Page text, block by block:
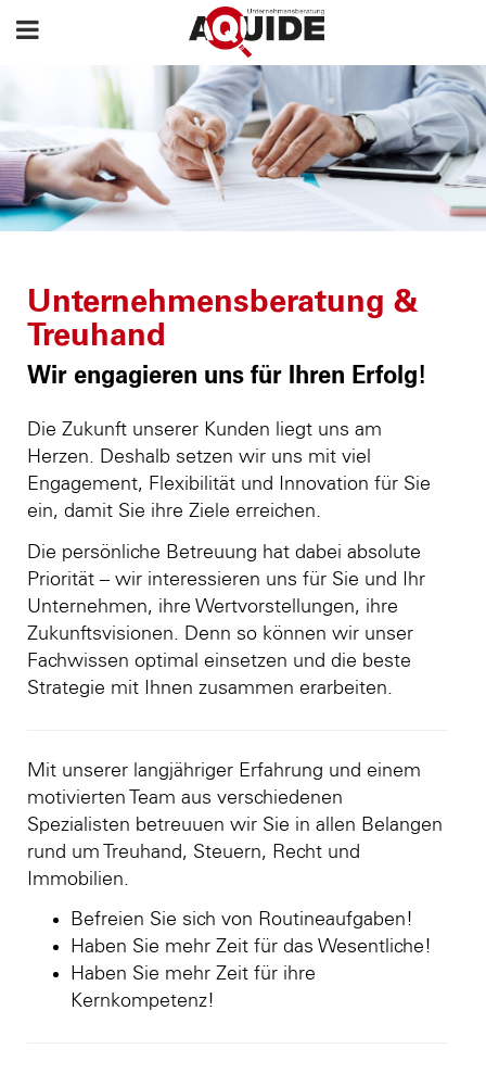
Unternehmensberatung &
Treuhand
Wir engagieren uns für Ihren Erfolg!
Die Zukunft unserer Kunden liegt uns am
Herzen. Deshalb setzen wir uns mit viel
Engagement, Flexibilität und Innovation für Sie
ein, damit Sie ihre Ziele erreichen.
Die persönliche Betreuung hat dabei absolute
Priorität – wir interessieren uns für Sie und Ihr
Unternehmen, ihre Wertvorstellungen, ihre
Zukunftsvisionen. Denn so können wir unser
Fachwissen optimal einsetzen und die beste
Strategie mit Ihnen zusammen erarbeiten.
Mit unserer langjähriger Erfahrung und einem
motivierten Team aus verschiedenen
Spezialisten betreuuen wir Sie in allen Belangen
rund um Treuhand, Steuern, Recht und
Immobilien.
Befreien Sie sich von Routineaufgaben!
Haben Sie mehr Zeit für das Wesentliche!
Haben Sie mehr Zeit für ihre
Kernkompetenz!